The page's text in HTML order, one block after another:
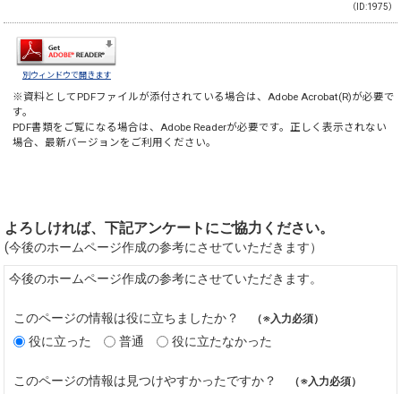
（ID:1975）
別ウィンドウで開きます
※資料としてPDFファイルが添付されている場合は、 Adobe Acrobat(R)が必要で
す。
PDF書類をご覧になる場合は、 Adobe Readerが必要です。正しく表示されない
場合、最新バージョンをご利用ください。